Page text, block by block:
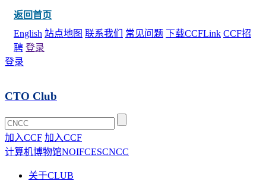
返回首页
English 站点地图 联系我们 常见问题 下载CCFLink CCF招
聘 登录
登录
CTO Club
加入CCF 加入CCF
计算机博物馆NOIFCESCNCC
关于CLUB